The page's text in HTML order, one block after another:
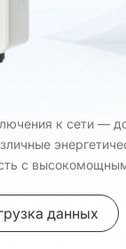
к сети —
с
данных